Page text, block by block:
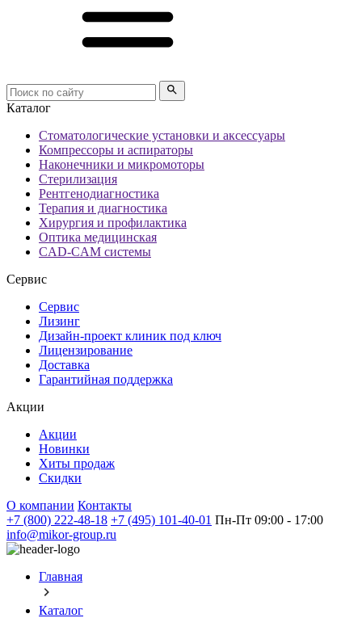
Каталог
Стоматологические установки и аксессуары
Компрессоры и аспираторы
Наконечники и микромоторы
Стерилизация
Рентгенодиагностика
Терапия и диагностика
Хирургия и профилактика
Оптика медицинская
CAD-CAM системы
Сервис
Сервис
Лизинг
Дизайн-проект клиник под ключ
Лицензирование
Доставка
Гарантийная поддержка
Акции
Акции
Новинки
Хиты продаж
Скидки
О компании Контакты
+7 (800) 222-48-18 +7 (495) 101-40-01 Пн-Пт 09:00 - 17:00
info@mikor-group.ru
Главная
Каталог